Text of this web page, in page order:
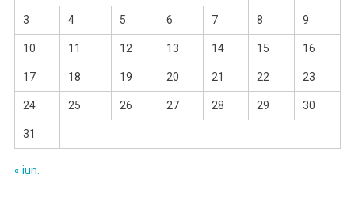
3 4 5 6 7 8 9
10 11 12 13 14 15 16
17 18 19 20 21 22 23
24 25 26 27 28 29 30
31
« iun.